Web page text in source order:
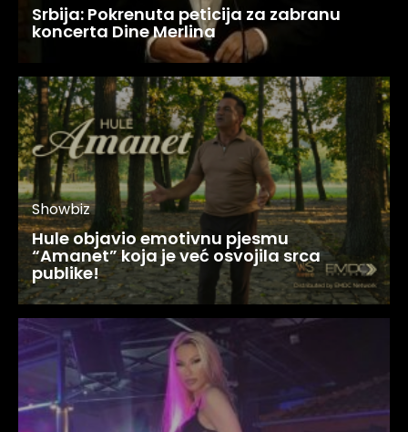
Srbija: Pokrenuta peticija za zabranu
koncerta Dine Merlina
Showbiz
Hule objavio emotivnu pjesmu
“Amanet” koja je već osvojila srca
publike!